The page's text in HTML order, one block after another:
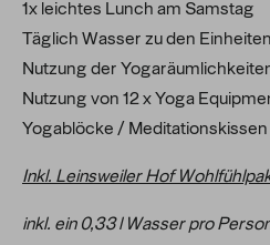
1x leichtes Lunch am Samstag
Täglich Wasser zu den Einheiten
Nutzung der
Nutzung von 12 x Yoga
Yogablöcke /
Inkl. Leinsweiler Hof
inkl. ein 0,33 l Wasser pro